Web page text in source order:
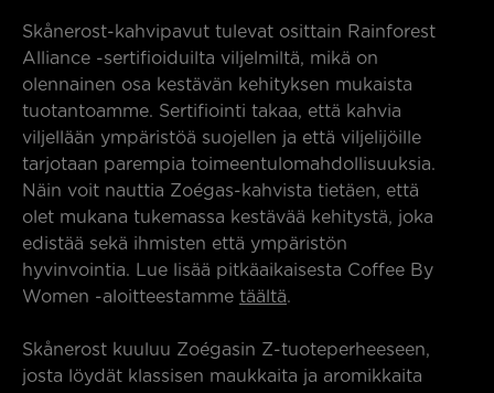
Skånerost-kahvipavut tulevat osittain Rainforest
Alliance -sertifioiduilta viljelmiltä, mikä on
olennainen osa kestävän kehityksen mukaista
tuotantoamme. Sertifiointi takaa, että kahvia
viljellään ympäristöä suojellen ja että viljelijöille
tarjotaan parempia toimeentulomahdollisuuksia.
Näin voit nauttia Zoégas-kahvista tietäen, että
olet mukana tukemassa kestävää kehitystä, joka
edistää sekä ihmisten että ympäristön
hyvinvointia. Lue lisää pitkäaikaisesta Coffee By
Women -aloitteestamme täältä.
Skånerost kuuluu Zoégasin Z-tuoteperheeseen,
josta löydät klassisen maukkaita ja aromikkaita